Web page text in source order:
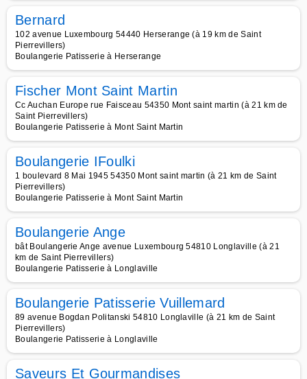
Bernard
102 avenue Luxembourg 54440 Herserange (à 19 km de Saint
Pierrevillers)
Boulangerie Patisserie à Herserange
Fischer Mont Saint Martin
Cc Auchan Europe rue Faisceau 54350 Mont saint martin (à 21 km de
Saint Pierrevillers)
Boulangerie Patisserie à Mont Saint Martin
Boulangerie IFoulki
1 boulevard 8 Mai 1945 54350 Mont saint martin (à 21 km de Saint
Pierrevillers)
Boulangerie Patisserie à Mont Saint Martin
Boulangerie Ange
bât Boulangerie Ange avenue Luxembourg 54810 Longlaville (à 21
km de Saint Pierrevillers)
Boulangerie Patisserie à Longlaville
Boulangerie Patisserie Vuillemard
89 avenue Bogdan Politanski 54810 Longlaville (à 21 km de Saint
Pierrevillers)
Boulangerie Patisserie à Longlaville
Saveurs Et Gourmandises